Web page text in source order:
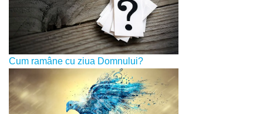
Cum ramâne cu ziua Domnului?